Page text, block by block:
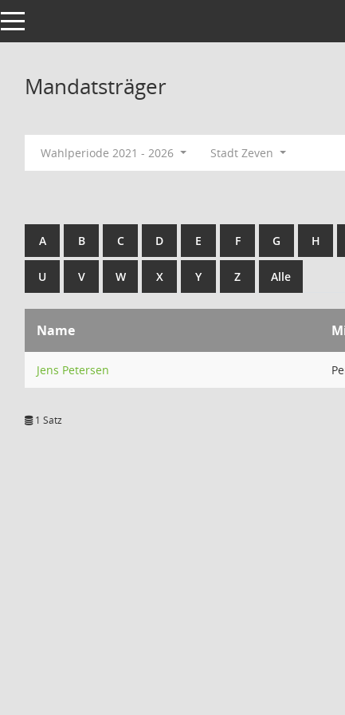
Toggle navigation
Mandatsträger
Wahlperiode 2021 - 2026 Stadt Zeven
A B C D E F G H
U V W X Y Z Alle
Name
Jens Petersen
1 Satz